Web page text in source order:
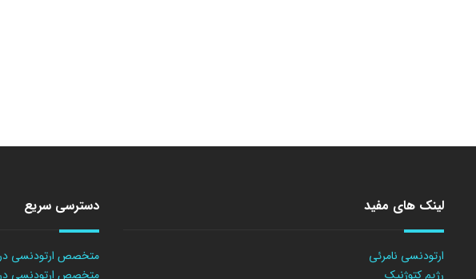
لینک های مفید
ارتودنسی نامرئی
رژیم کتوژنیک
دسترسی سریع
متخصص ارتودنسی در
متخصص ارتودنسی در